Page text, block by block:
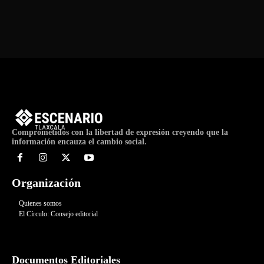
Comprometidos con la libertad de expresión creyendo que la
información encauza el cambio social.
Organización
Quienes somos
El Círculo: Consejo editorial
Documentos Editoriales